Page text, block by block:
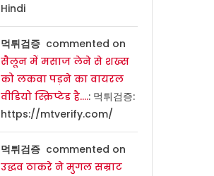
Hindi
먹튀검증commented on
सैलून में मसाज लेने से शख्स
को लकवा पड़ने का वायरल
वीडियो स्क्रिप्टेड है….: 먹튀검증:
https://mtverify.com/
먹튀검증commented on
उद्धव ठाकरे ने मुगल सम्राट